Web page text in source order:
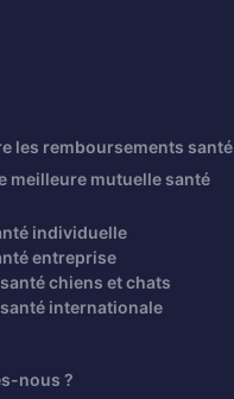
les remboursements santé
meilleure mutuelle santé
individuelle
entreprise
chiens et chats
internationale
nous ?